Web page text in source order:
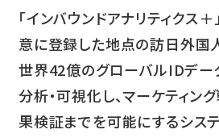
「インバウンドアナリティクス
意に登録した地点の訪日外国
世界42億のグローバルIDデー
分析・可視化し、マーケティン
果検証までを可能にするシステ